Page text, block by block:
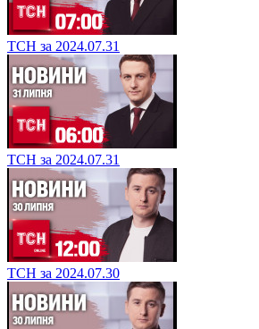
ТСН за 2024.07.31
ТСН за 2024.07.31
ТСН за 2024.07.30